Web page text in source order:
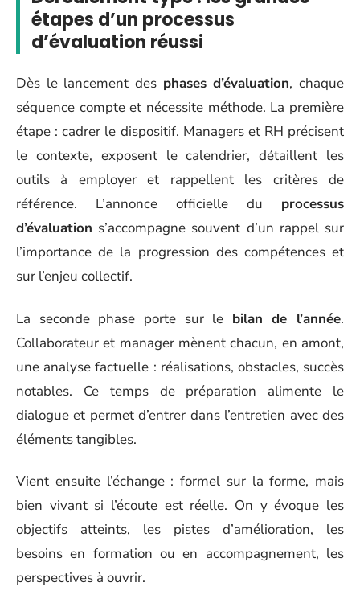
étapes d’un processus
d’évaluation réussi
Dès le lancement des phases d’évaluation, chaque
séquence compte et nécessite méthode. La première
étape : cadrer le dispositif. Managers et RH précisent
le contexte, exposent le calendrier, détaillent les
outils à employer et rappellent les critères de
référence. L’annonce officielle du processus
d’évaluation s’accompagne souvent d’un rappel sur
l’importance de la progression des compétences et
sur l’enjeu collectif.
La seconde phase porte sur le bilan de l’année.
Collaborateur et manager mènent chacun, en amont,
une analyse factuelle : réalisations, obstacles, succès
notables. Ce temps de préparation alimente le
dialogue et permet d’entrer dans l’entretien avec des
éléments tangibles.
Vient ensuite l’échange : formel sur la forme, mais
bien vivant si l’écoute est réelle. On y évoque les
objectifs atteints, les pistes d’amélioration, les
besoins en formation ou en accompagnement, les
perspectives à ouvrir.